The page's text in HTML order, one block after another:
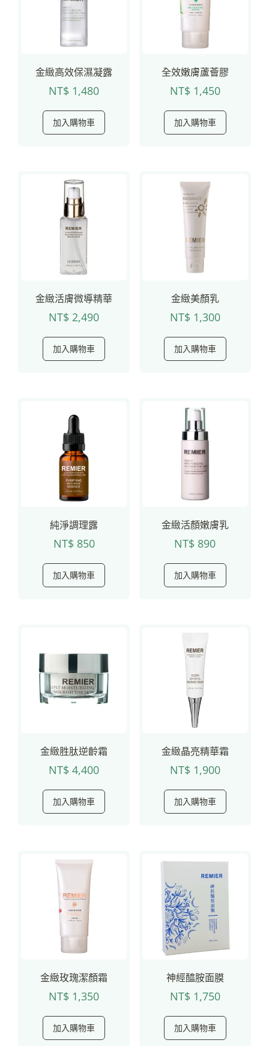
金緻高效保濕凝露
NT$ 1,480
加入購物車
全效嫩膚蘆薈膠
NT$1,450
加入購物車
金緻活膚微導精華
NT$ 2,490
加入購物車
金緻美顏乳
NT$1,300
加入購物車
純淨調理露
NT$850
加入購物車
金緻活顏嫩膚乳
NT$ 890
加入購物車
金緻胜肽逆齡霜
NT$ 4,400
加入購物車
金緻晶亮精華霜
NT$1,900
加入購物車
金緻玫瑰潔顏霜
NT$ 1,350
加入購物車
神經醯胺面膜
NT$1,750
加入購物車